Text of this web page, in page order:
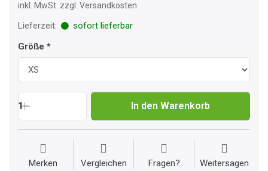
inkl. MwSt. zzgl. Versandkosten
Lieferzeit:
sofort lieferbar
Größe
1 In den Warenkorb
Merken Vergleichen Fragen? Weitersagen